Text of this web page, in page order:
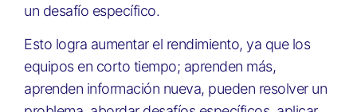
un desafío específico.
Esto logra aumentar el rendimiento, ya que los
equipos en corto tiempo; aprenden más,
aprenden información nueva, pueden resolver un